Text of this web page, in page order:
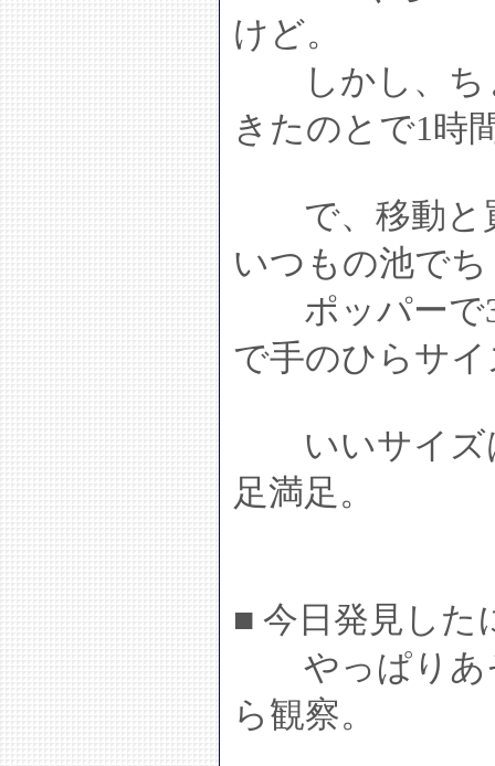
けど。
しかし、ち
きたのとで1時
で、移動と
いつもの池で
ポッパーで
で手のひらサ
いいサイズ
足満足。
■ 今日発見した
やっぱりあ
ら観察。